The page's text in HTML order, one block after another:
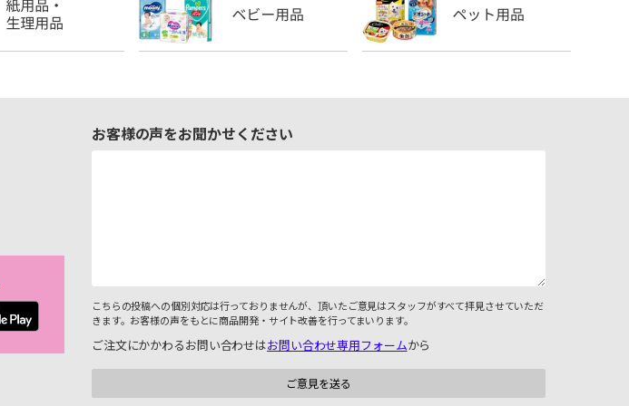
お客様の声をお聞かせください
こちらの投稿への個別対応は行っておりませんが、頂いたご意見はスタッフがすべて拝見させていただ
きます。お客様の声をもとに商品開発・サイト改善を行ってまいります。
ご注文にかかわるお問い合わせはお問い合わせ専用フォームから